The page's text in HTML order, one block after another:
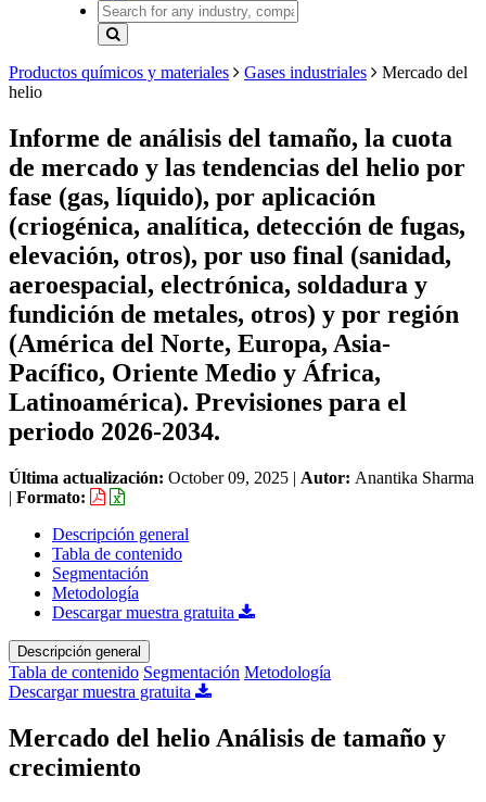
Productos químicos y materiales Gases industriales
Mercado del
helio
Informe de análisis del tamaño, la cuota
de mercado y las tendencias del helio por
fase (gas, líquido), por aplicación
(criogénica, analítica, detección de fugas,
elevación, otros), por uso final (sanidad,
aeroespacial, electrónica, soldadura y
fundición de metales, otros) y por región
(América del Norte, Europa, Asia-
Pacífico, Oriente Medio y África,
Latinoamérica). Previsiones para el
periodo 2026-2034.
Última actualización: October 09, 2025 | Autor: Anantika Sharma
| Formato:
Descripción general
Tabla de contenido
Segmentación
Metodología
Descargar muestra gratuita
Descripción general
Tabla de contenido Segmentación Metodología
Descargar muestra gratuita
Mercado del helio Análisis de tamaño y
crecimiento